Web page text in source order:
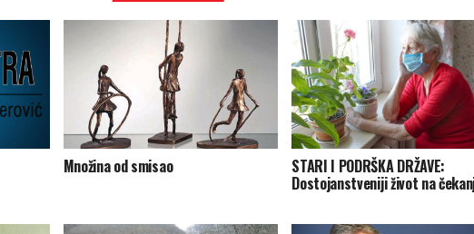
Množina od smisao STARI I PODRŠKA DRŽAVE:
Dostojanstveniji život na